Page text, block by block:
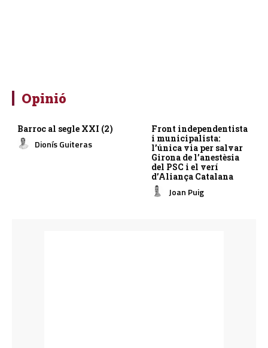
Opinió
Barroc al segle XXI (2)
Dionís Guiteras
Front independentista
i municipalista:
l’única via per salvar
Girona de l’anestèsia
del PSC i el verí
d’Aliança Catalana
Joan Puig